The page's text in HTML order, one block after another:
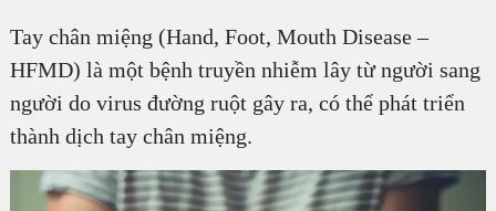
Tay chân miệng (Hand, Foot, Mouth Disease –
HFMD) là một bệnh truyền nhiễm lây từ người sang
người do virus đường ruột gây ra, có thể phát triển
thành dịch tay chân miệng.